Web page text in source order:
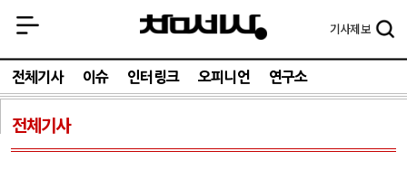
기사제보
전체기사 이슈 인터링크 오피니언 연구소
전체기사